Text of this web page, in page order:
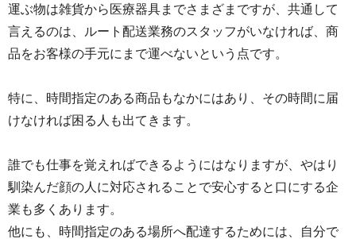
運ぶ物は雑貨から医療器具までさまざまですが、共通して
言えるのは、ルート配送業務のスタッフがいなければ、商
品をお客様の手元にまで運べないという点です。
特に、時間指定のある商品もなかにはあり、その時間に届
けなければ困る人も出てきます。
誰でも仕事を覚えればできるようにはなりますが、やはり
馴染んだ顔の人に対応されることで安心すると口にする企
業も多くあります。
他にも、時間指定のある場所へ配達するためには、自分で